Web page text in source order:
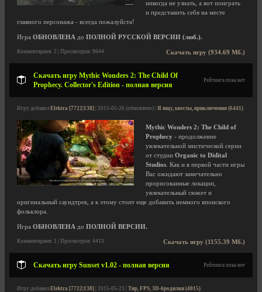
никогда не узнать, а вот поиграть
и представить себя на месте
главного персонажа - всегда пожалуйста!
Игра ОБНОВЛЕНА до ПОЛНОЙ РУССКОЙ ВЕРСИИ (люб.).
Скачать игру (934.69 Мб.)
Комментариев: 2 | Просмотров: 9644
Скачать игру Mythic Wonders 2: The Child Of
Prophecy. Collector's Edition - полная версия
Рейтинга пока нет
Игру добавил Elektra [7722|138] | 2015-05-26 (обновлено) | Я ищу, квесты, приключения (6441)
Mythic Wonders 2: The Child of
Prophecy - продолжение
увлекательной мистической серии
от студии Organic to Didital
Studios . Как и в первой части игры
Вас ожидают замечательно
прорисованные локации,
увлекательный сюжет и
оригинальный саундтрек, а к этому стоит еще добавить немного японского
фольклора.
Игра ОБНОВЛЕНА до ПОЛНОЙ ВЕРСИИ.
Скачать игру (1155.39 Мб.)
Комментариев: 1 | Просмотров: 4413
Скачать игру Sunset v1.02 - полная версия Рейтинга пока нет
Игру добавил Elektra [7722|138] | 2015-05-23 | Тир, FPS, 3D-бродилки (4015)